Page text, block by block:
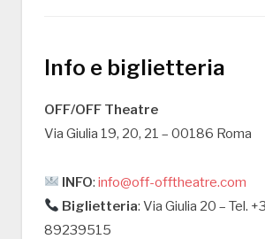
Info e biglietteria
OFF/OFF Theatre
Via Giulia 19, 20, 21 – 00186 Roma
INFO:info@off-offtheatre.com
Biglietteria: Via Giulia 20 – Tel.
89239515